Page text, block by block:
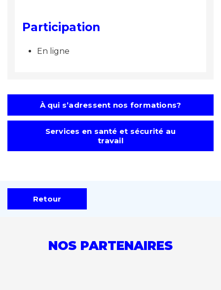
Participation
En ligne
À qui s’adressent nos formations?
Services en santé et sécurité au
travail
Retour
NOS PARTENAIRES